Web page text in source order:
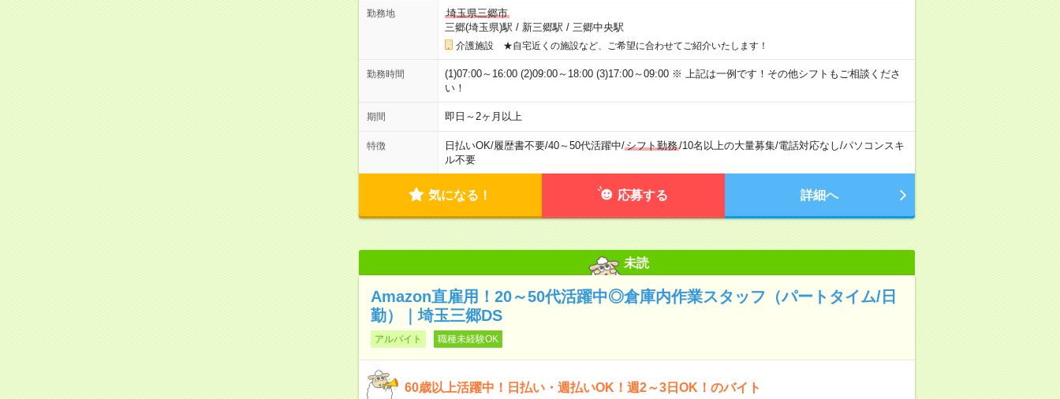
勤務地
埼玉県三郷市
三郷(埼玉県)駅 / 新三郷駅 / 三郷中央駅
介護施設 ★自宅近くの施設など、ご希望に合わせてご紹介いたします！
勤務時間
(1)07:00～16:00 (2)09:00～18:00 (3)17:00～09:00 ※ 上記は一例です！その他シフトもご相談くださ
い！
期間 即日～2ヶ月以上
特徴 日払いOK/履歴書不要/40～50代活躍中/シフト勤務/10名以上の大量募集/電話対応なし/パソコンスキ
ル不要
気になる！ 応募する 詳細へ
未読
Amazon直雇用！20～50代活躍中◎倉庫内作業スタッフ（パートタイム/日
勤）｜埼玉三郷DS
アルバイト 職種未経験OK
60歳以上活躍中！日払い・週払いOK！週2～3日OK！のバイト